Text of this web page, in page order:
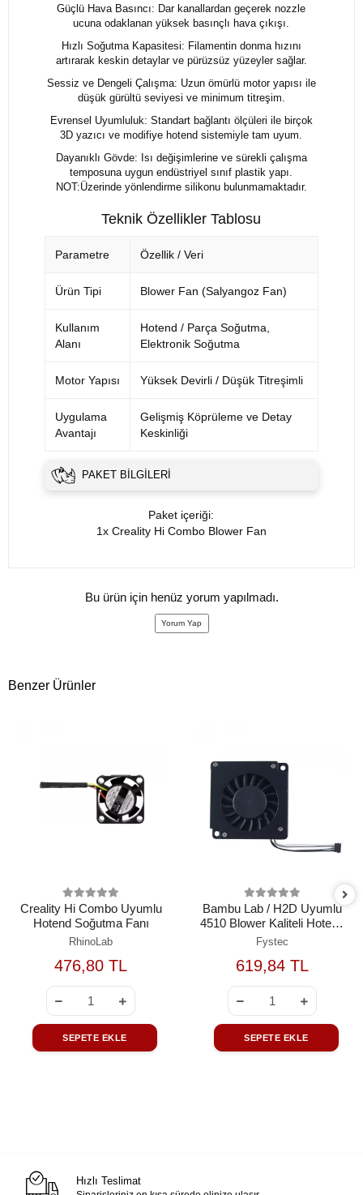
Güçlü Hava Basıncı: Dar kanallardan geçerek nozzle
ucuna odaklanan yüksek basınçlı hava çıkışı.
Hızlı Soğutma Kapasitesi: Filamentin donma hızını
artırarak keskin detaylar ve pürüzsüz yüzeyler sağlar.
Sessiz ve Dengeli Çalışma: Uzun ömürlü motor yapısı ile
düşük gürültü seviyesi ve minimum titreşim.
Evrensel Uyumluluk: Standart bağlantı ölçüleri ile birçok
3D yazıcı ve modifiye hotend sistemiyle tam uyum.
Dayanıklı Gövde: Isı değişimlerine ve sürekli çalışma
temposuna uygun endüstriyel sınıf plastik yapı.
NOT:Üzerinde yönlendirme silikonu bulunmamaktadır.
Teknik Özellikler Tablosu
Parametre Özellik / Veri
Ürün Tipi Blower Fan (Salyangoz Fan)
Kullanım
Alanı
Hotend / Parça Soğutma,
Elektronik Soğutma
Motor Yapısı Yüksek Devirli / Düşük Titreşimli
Uygulama
Avantajı
Gelişmiş Köprüleme ve Detay
Keskinliği
PAKET BILGILERI
Paket içeriği:
1x Creality Hi Combo Blower Fan
Bu ürün için henüz yorum yapılmadı.
Yorum Yap
Benzer Ürünler
Creality Hi Combo Uyumlu
Hotend Soğutma Fanı
RhinoLab
476,80 TL
SEPETE EKLE
Bambu Lab / H2D Uyumlu
4510 Blower Kaliteli Hotend
Soğutma Fanı (5V PWM)
Fystec
619,84 TL
SEPETE EKLE
Hızlı Teslimat